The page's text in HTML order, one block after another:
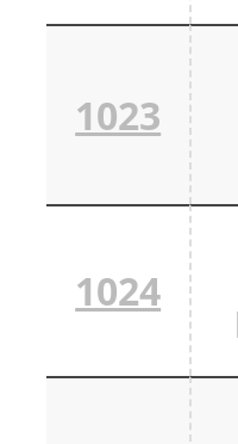
1023
1024